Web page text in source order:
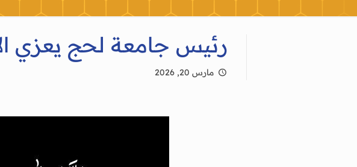
رئيس جامعة لحج يعزي
مارس 20, 2026